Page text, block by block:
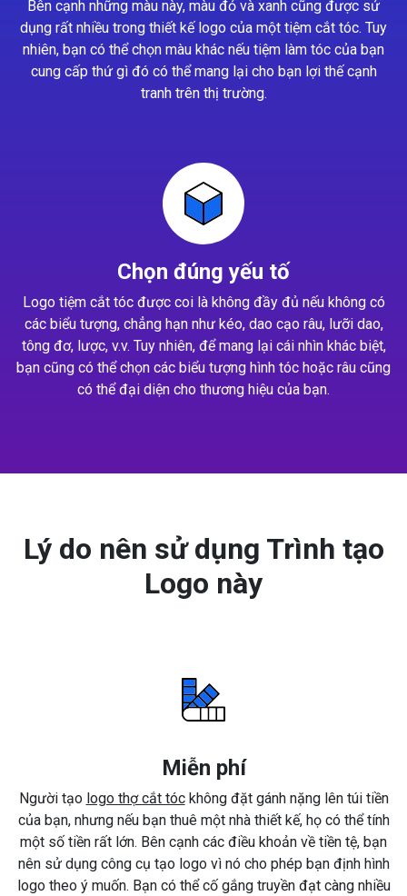
Bên cạnh những màu này, màu đỏ và xanh cũng được sử
dụng rất nhiều trong thiết kế logo của một tiệm cắt tóc. Tuy
nhiên, bạn có thể chọn màu khác nếu tiệm làm tóc của bạn
cung cấp thứ gì đó có thể mang lại cho bạn lợi thế cạnh
tranh trên thị trường.
Chọn đúng yếu tố
Logo tiệm cắt tóc được coi là không đầy đủ nếu không có
các biểu tượng, chẳng hạn như kéo, dao cạo râu, lưỡi dao,
tông đơ, lược, v.v. Tuy nhiên, để mang lại cái nhìn khác biệt,
bạn cũng có thể chọn các biểu tượng hình tóc hoặc râu cũng
có thể đại diện cho thương hiệu của bạn.
Lý do nên sử dụng Trình tạo
Logo này
Miễn phí
Người tạo logo thợ cắt tóckhông đặt gánh nặng lên túi tiền
của bạn, nhưng nếu bạn thuê một nhà thiết kế, họ có thể tính
một số tiền rất lớn. Bên cạnh các điều khoản về tiền tệ, bạn
nên sử dụng công cụ tạo logo vì nó cho phép bạn định hình
logo theo ý muốn. Bạn có thể cố gắng truyền đạt càng nhiều